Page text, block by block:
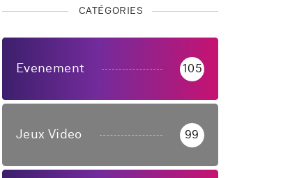
CATÉGORIES
Evenement 105
Jeux Video 99